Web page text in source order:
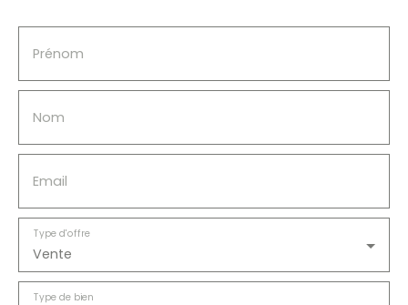
Prénom
Nom
Email
Vente
Type d'offre
Type de bien